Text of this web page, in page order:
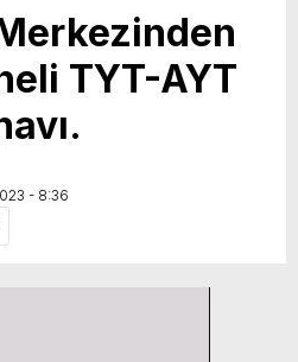
TYT-AYT
- 8:36